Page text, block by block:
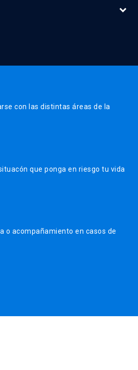
con las distintas áreas de la
que ponga en riesgo tu vida
o acompañamiento en casos de